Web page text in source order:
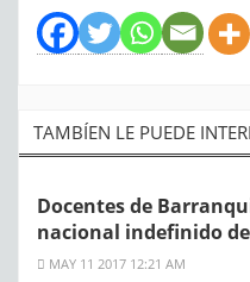
TAMBÍEN LE PUEDE
Docentes de
nacional indefinido
MAY 11 2017 12:21 AM